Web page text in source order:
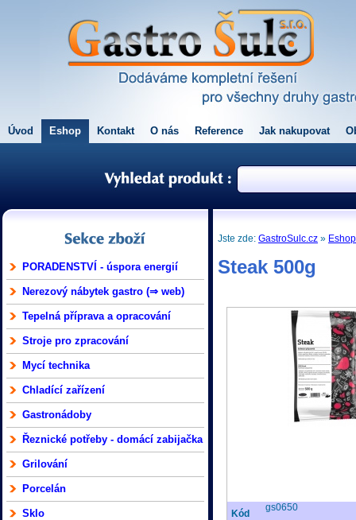
Úvod Eshop Kontakt O nás Reference Jak nakupovat
PORADENSTVÍ - úspora energií
Nerezový nábytek gastro (⇒ web)
Tepelná příprava a opracování
Stroje pro zpracování
Mycí technika
Chladící zařízení
Gastronádoby
Řeznické potřeby - domácí zabijačka
Grilování
Porcelán
Sklo
Jste zde:GastroSulc.cz » Eshop
Steak 500g
Kód
gs0650